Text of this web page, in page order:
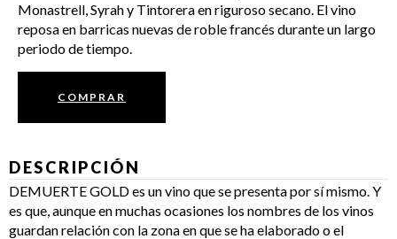
Monastrell, Syrah y Tintorera en riguroso secano. El vino
reposa en barricas nuevas de roble francés durante un largo
periodo de tiempo.
COMPRAR
DESCRIPCIÓN
DEMUERTE GOLD es un vino que se presenta por sí mismo. Y
es que, aunque en muchas ocasiones los nombres de los vinos
guardan relación con la zona en que se ha elaborado o el